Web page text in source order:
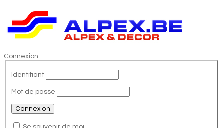
Connexion
Identifiant
Mot de passe
Se souvenir de moi